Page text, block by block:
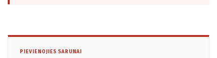
PIEVIENOJIES SARUNAI